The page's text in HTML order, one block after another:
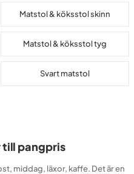
Matstol & köksstol skinn
Matstol & köksstol tyg
Svart matstol
pangpris
middag, läxor, kaffe. Det är en